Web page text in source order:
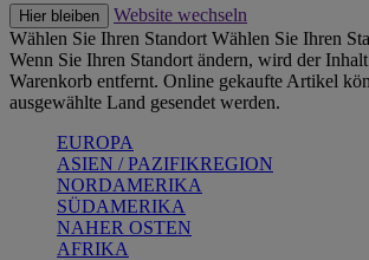
Hier bleiben
Website wechseln
Wählen Sie Ihren Standort Wählen Sie Ihren
Wenn Sie Ihren Standort ändern, wird der
Warenkorb entfernt. Online gekaufte Artikel
ausgewählte Land gesendet werden.
EUROPA
ASIEN / PAZIFIKREGION
NORDAMERIKA
SÜDAMERIKA
NAHER OSTEN
AFRIKA